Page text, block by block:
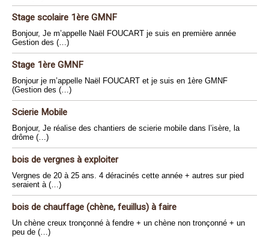
Stage scolaire 1ère GMNF
Bonjour, Je m’appelle Naël FOUCART je suis en première année
Gestion des (…)
Stage 1ère GMNF
Bonjour je m’appelle Naël FOUCART et je suis en 1ère GMNF
(Gestion des (…)
Scierie Mobile
Bonjour, Je réalise des chantiers de scierie mobile dans l’isère, la
drôme (…)
bois de vergnes à exploiter
Vergnes de 20 à 25 ans. 4 déracinés cette année + autres sur pied
seraient à (…)
bois de chauffage (chène, feuillus) à faire
Un chène creux tronçonné à fendre + un chène non tronçonné + un
peu de (…)